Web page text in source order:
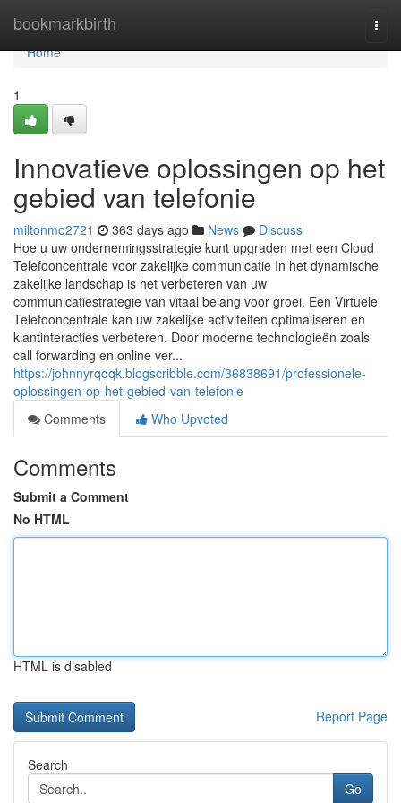
bookmarkbirth
Home
Home
1
Innovatieve oplossingen op het
gebied van telefonie
miltonmo2721 363 days ago News
Discuss
Hoe u uw ondernemingsstrategie kunt upgraden met een Cloud
Telefooncentrale voor zakelijke communicatie In het dynamische
zakelijke landschap is het verbeteren van uw
communicatiestrategie van vitaal belang voor groei. Een Virtuele
Telefooncentrale kan uw zakelijke activiteiten optimaliseren en
klantinteracties verbeteren. Door moderne technologieën zoals
call forwarding en online ver...
https://johnnyrqqqk.blogscribble.com/36838691/professionele-
oplossingen-op-het-gebied-van-telefonie
Comments
Who Upvoted
Comments
Submit a Comment
No HTML
HTML is disabled
Report Page
Search
Go